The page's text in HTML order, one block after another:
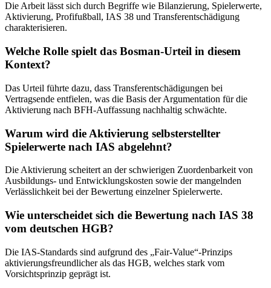
Die Arbeit lässt sich durch Begriffe wie Bilanzierung, Spielerwerte,
Aktivierung, Profifußball, IAS 38 und Transferentschädigung
charakterisieren.
Welche Rolle spielt das Bosman-Urteil in diesem
Kontext?
Das Urteil führte dazu, dass Transferentschädigungen bei
Vertragsende entfielen, was die Basis der Argumentation für die
Aktivierung nach BFH-Auffassung nachhaltig schwächte.
Warum wird die Aktivierung selbsterstellter
Spielerwerte nach IAS abgelehnt?
Die Aktivierung scheitert an der schwierigen Zuordenbarkeit von
Ausbildungs- und Entwicklungskosten sowie der mangelnden
Verlässlichkeit bei der Bewertung einzelner Spielerwerte.
Wie unterscheidet sich die Bewertung nach IAS 38
vom deutschen HGB?
Die IAS-Standards sind aufgrund des „Fair-Value“-Prinzips
aktivierungsfreundlicher als das HGB, welches stark vom
Vorsichtsprinzip geprägt ist.